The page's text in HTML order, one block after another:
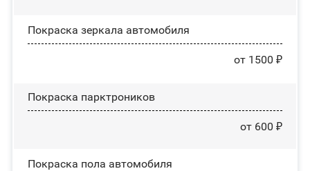
Покраска зеркала автомобиля
от 1500 ₽
Покраска парктроников
от 600 ₽
Покраска пола автомобиля